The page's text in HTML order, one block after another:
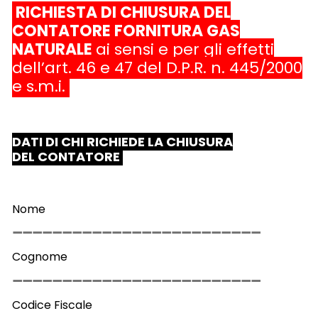
RICHIESTA DI CHIUSURA DEL
CONTATORE FORNITURA GAS
NATURALE ai sensi e per gli effetti
dell’art. 46 e 47 del D.P.R. n. 445/2000
e s.m.i.
DATI DI CHI RICHIEDE LA CHIUSURA
DEL CONTATORE
Nome
Cognome
Codice Fiscale